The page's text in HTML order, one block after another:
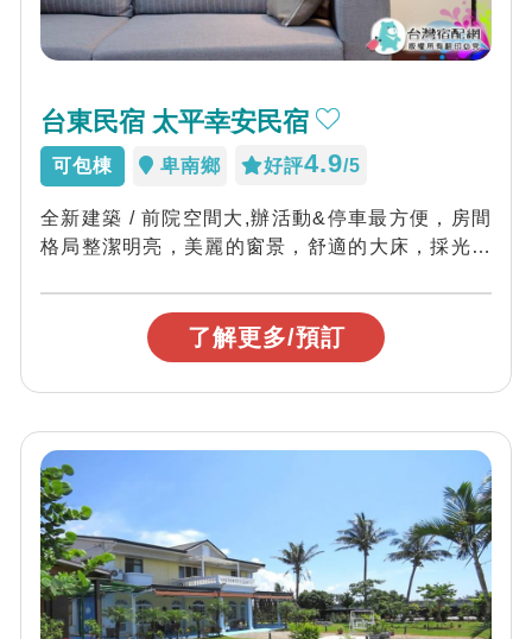
台東民宿 太平幸安民宿
可包棟 卑南鄉 好評4.9/5
全新建築 / 前院空間大,辦活動&停車最方便，房間
格局整潔明亮，美麗的窗景，舒適的大床，採光良
了解更多/預訂